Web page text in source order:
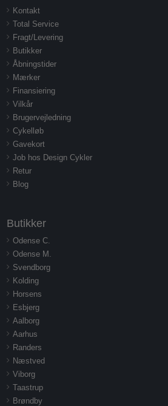
Kontakt
Total Service
Fragt/Levering
Butikker
Åbningstider
Mærker
Finansiering
Vilkår
Brugervejledning
Cykelløb
Gavekort
Job hos Design Cykler
Retur
Blog
Butikker
Odense C.
Odense M.
Svendborg
Kolding
Horsens
Esbjerg
Aalborg
Aarhus
Randers
Næstved
Viborg
Taastrup
Brøndby